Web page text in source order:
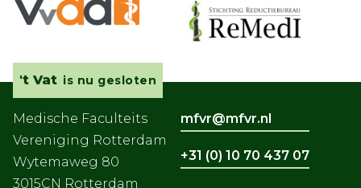
't Vat is nu gesloten
Medische Faculteits
Vereniging Rotterdam
Wytemaweg 80
3015CN Rotterdam
mfvr@mfvr.nl
+31 (0) 10 70 437 07